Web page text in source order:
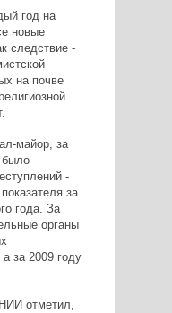
год на
новые
следствие -
на почве
майор, за
было
-
за
года. За
органы
за 2009 году
отметил,